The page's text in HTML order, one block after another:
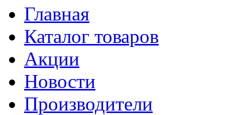
Главная
Каталог товаров
Акции
Новости
Производители